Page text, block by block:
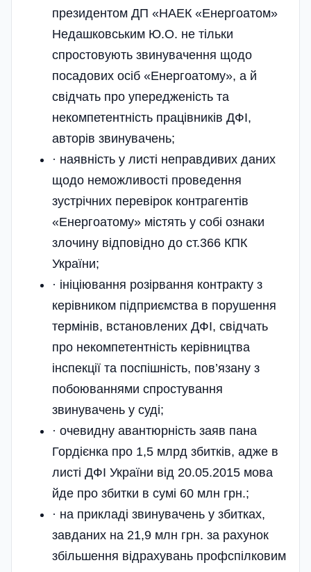
президентом ДП «НАЕК «Енергоатом»
Недашковським Ю.О. не тільки
спростовують звинувачення щодо
посадових осіб «Енергоатому», а й
свідчать про упере­дженість та
некомпетентність працівників ДФІ,
авторів звинувачень;
· наявність у листі неправдивих даних
щодо неможливості проведення
зустрічних перевірок контрагентів
«Енергоатому» містять у собі ознаки
злочину відповідно до ст.366 КПК
України;
· ініціювання розірвання контракту з
керівником підприємства в порушення
термінів, встановлених ДФІ, свідчать
про некомпетентність керівництва
інспекції та поспішність, пов’язану з
побоюваннями спростування
звинувачень у суді;
· очевидну авантюрність заяв пана
Гордієнка про 1,5 млрд збитків, адже в
листі ДФІ України від 20.05.2015 мова
йде про збитки в сумі 60 млн грн.;
· на прикладі звинувачень у збитках,
завданих на 21,9 млн грн. за рахунок
збільшення відрахувань профспілковим